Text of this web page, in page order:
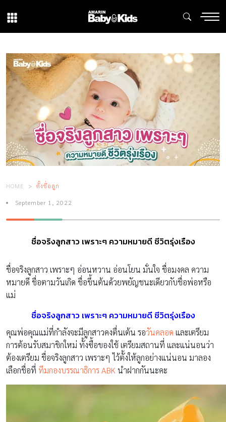
HOME ตั้งชื่อลูก
September 1, 2022
ชื่อจริงลูกสาว เพราะๆ ความหมายดี ชีวิตรุ่งเรือง
ชื่อจริงลูกสาว เพราะๆ อ่อนหวาน อ่อนโยน มั่นใจ ชื่อมงคล ความ
หมายดี ชื่อตามวันเกิด ชื่อขึ้นต้นด้วยพยัญชนะเดียวกับชื่อพ่อหรือ
แม่
ชื่อจริงลูกสาว เพราะๆ ความหมายดี ชีวิตรุ่งเรือง
คุณพ่อคุณแม่ที่กำลังจะมีลูกสาวคงตื่นเต้น รอวันคลอด และเตรียม
การต้อนรับสมาชิกใหม่ ทั้งซื้อของใช้ เตรียมสถานที่ และแน่นอนว่า
ต้องเตรียม ชื่อจริงลูกสาว เพราะๆ ไว้ตั้งให้ลูกอย่างแน่นอน มาลอง
เลือกชื่อที่ ทีมกองบรรณาธิการ ABK นำฝากกันนะคะ